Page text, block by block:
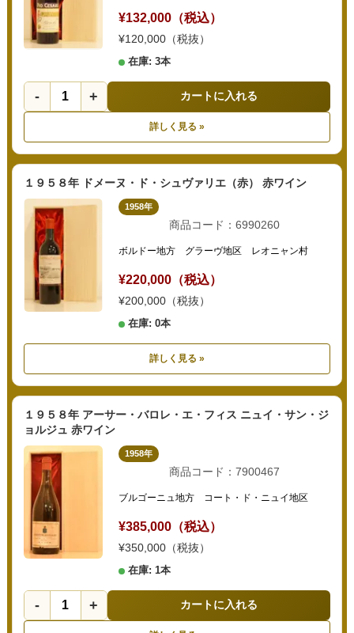
¥132,000（税込）
¥120,000（税抜）
在庫: 3本
- + カートに入れる
詳しく見る »
１９５８年 ドメーヌ・ド・シュヴァリエ（赤） 赤ワイン
1958年
商品コード：6990260
ボルドー地方 グラーヴ地区 レオニャン村
¥220,000（税込）
¥200,000（税抜）
在庫: 0本
詳しく見る »
１９５８年 アーサー・バロレ・エ・フィス ニュイ・サン・ジ
ョルジュ 赤ワイン
1958年
商品コード：7900467
ブルゴーニュ地方 コート・ド・ニュイ地区
¥385,000（税込）
¥350,000（税抜）
在庫: 1本
- + カートに入れる